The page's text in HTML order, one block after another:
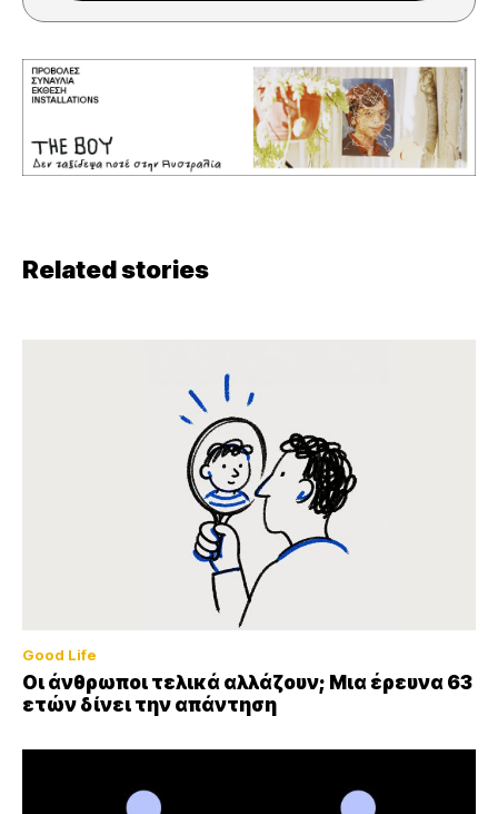
Related stories
Good Life
Οι άνθρωποι τελικά αλλάζουν; Μια έρευνα 63
ετών δίνει την απάντηση